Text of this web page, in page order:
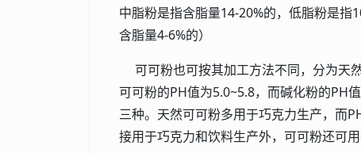
中脂粉是指含脂量14-20%的，低脂粉是
含脂量4-6%的）
可可粉也可按其加工方法不同，分为天
可可粉的PH值为5.0~5.8，而碱化粉的PH
三种。天然可可粉多用于巧克力生产，而
接用于巧克力和饮料生产外，可可粉还可